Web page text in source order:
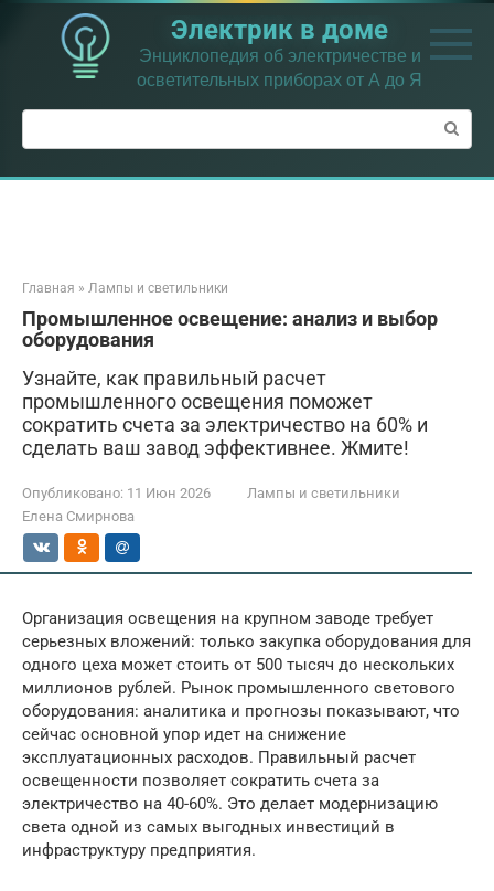
Перейти
контенту
Электрик в доме
Энциклопедия об электричестве и
осветительных приборах от А до Я
Поиск:
Главная » Лампы и светильники
Промышленное освещение: анализ и выбор
оборудования
Узнайте, как правильный расчет
промышленного освещения поможет
сократить счета за электричество на 60% и
сделать ваш завод эффективнее. Жмите!
Опубликовано: 11 Июн 2026
Лампы и светильники
Елена Смирнова
Организация освещения на крупном заводе требует
серьезных вложений: только закупка оборудования для
одного цеха может стоить от 500 тысяч до нескольких
миллионов рублей. Рынок промышленного светового
оборудования: аналитика и прогнозы показывают, что
сейчас основной упор идет на снижение
эксплуатационных расходов. Правильный расчет
освещенности позволяет сократить счета за
электричество на 40-60%. Это делает модернизацию
света одной из самых выгодных инвестиций в
инфраструктуру предприятия.